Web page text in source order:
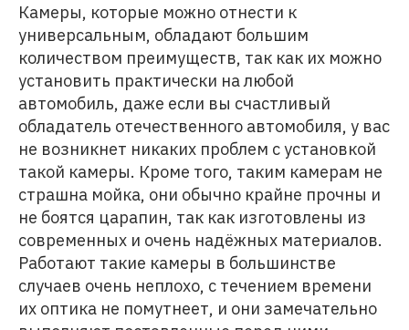
Камеры, которые можно отнести к
универсальным, обладают большим
количеством преимуществ, так как их можно
установить практически на любой
автомобиль, даже если вы счастливый
обладатель отечественного автомобиля, у вас
не возникнет никаких проблем с установкой
такой камеры. Кроме того, таким камерам не
страшна мойка, они обычно крайне прочны и
не боятся царапин, так как изготовлены из
современных и очень надёжных материалов.
Работают такие камеры в большинстве
случаев очень неплохо, с течением времени
их оптика не помутнеет, и они замечательно